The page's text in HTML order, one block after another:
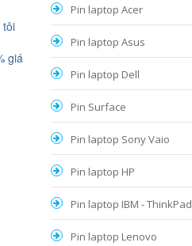
tôi
giá
Pin laptop Acer
Pin laptop Asus
Pin laptop Dell
Pin Surface
Pin laptop Sony Vaio
Pin laptop HP
Pin laptop IBM - ThinkPad
Pin laptop Lenovo